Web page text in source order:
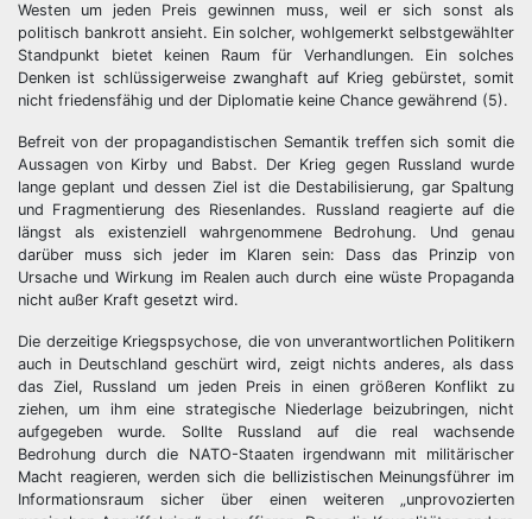
Westen um jeden Preis gewinnen muss, weil er sich sonst als
politisch bankrott ansieht. Ein solcher, wohlgemerkt selbstgewählter
Standpunkt bietet keinen Raum für Verhandlungen. Ein solches
Denken ist schlüssigerweise zwanghaft auf Krieg gebürstet, somit
nicht friedensfähig und der Diplomatie keine Chance gewährend (5).
Befreit von der propagandistischen Semantik treffen sich somit die
Aussagen von Kirby und Babst. Der Krieg gegen Russland wurde
lange geplant und dessen Ziel ist die Destabilisierung, gar Spaltung
und Fragmentierung des Riesenlandes. Russland reagierte auf die
längst als existenziell wahrgenommene Bedrohung. Und genau
darüber muss sich jeder im Klaren sein: Dass das Prinzip von
Ursache und Wirkung im Realen auch durch eine wüste Propaganda
nicht außer Kraft gesetzt wird.
Die derzeitige Kriegspsychose, die von unverantwortlichen Politikern
auch in Deutschland geschürt wird, zeigt nichts anderes, als dass
das Ziel, Russland um jeden Preis in einen größeren Konflikt zu
ziehen, um ihm eine strategische Niederlage beizubringen, nicht
aufgegeben wurde. Sollte Russland auf die real wachsende
Bedrohung durch die NATO-Staaten irgendwann mit militärischer
Macht reagieren, werden sich die bellizistischen Meinungsführer im
Informationsraum sicher über einen weiteren „unprovozierten